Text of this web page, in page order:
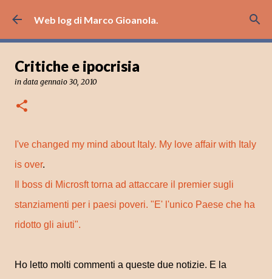
Passa ai contenuti principali
Web log di Marco Gioanola.
Critiche e ipocrisia
in data gennaio 30, 2010
I've changed my mind about Italy. My love affair with Italy
is over.
Il boss di Microsft torna ad attaccare il premier sugli
stanziamenti per i paesi poveri. "E' l'unico Paese che ha
ridotto gli aiuti".
Ho letto molti commenti a queste due notizie. E la